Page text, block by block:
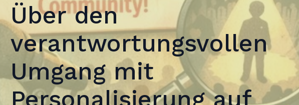
Über den
verantwortungsvollen
Umgang mit
Personalisierung auf